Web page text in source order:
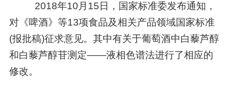
2018年10月15日，国家标准委发布通知，
对《啤酒》等13项食品及相关产品领域国家标准
(报批稿)征求意见。其中有关于葡萄酒中白藜芦醇
和白藜芦醇苷测定——液相色谱法进行了相应的
修改。